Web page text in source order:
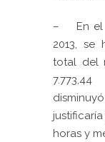
–
En
2013, se
total del
horas y